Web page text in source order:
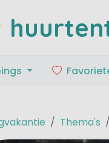
Thema's